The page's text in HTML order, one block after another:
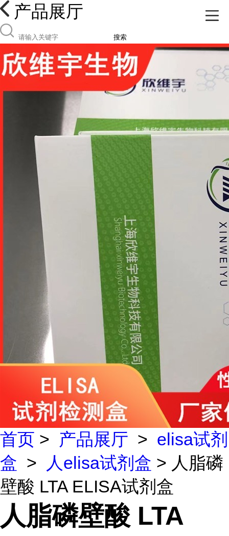
产品展厅
搜索
首页 > 产品展厅 > elisa试剂
盒 > 人elisa试剂盒 > 人脂磷
壁酸 LTA ELISA试剂盒
人脂磷壁酸 LTA